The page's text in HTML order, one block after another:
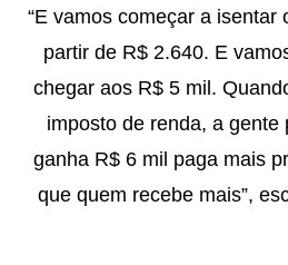
“E vamos começar a isentar
partir de R$ 2.640. E
chegar aos R$ 5 mil.
imposto de renda, a gente
ganha R$ 6 mil paga mais
que quem recebe mais”,